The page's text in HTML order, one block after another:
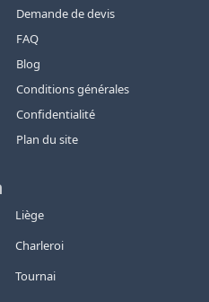
Demande de devis
FAQ
Blog
Conditions générales
Confidentialité
Plan du site
Liège
Charleroi
Tournai